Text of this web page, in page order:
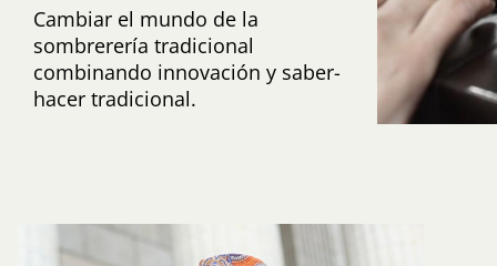
Cambiar el mundo de la
sombrerería tradicional
combinando innovación y saber-
hacer tradicional.